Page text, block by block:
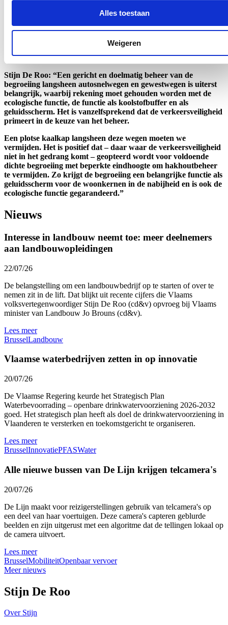
Alles toestaan
Weigeren
kan gewerkt worden met overstaanders.
de wegen hakhoutbeheer of een nulbeheer. De primaire factor in de
keuze van het beheer is de verkeersveiligheid. Indien er een risico
naar verkeersveiligheid bestaat, is hakhoutbeheer de meest
(financieel – beheertechnisch – ecologisch) optimale beheersvorm.”
Stijn De Roo: “Een gericht en doelmatig beheer van de
begroeiing langsheen autosnelwegen en gewestwegen is uiterst
belangrijk, waarbij rekening moet gehouden worden met de
ecologische functie, de functie als koolstofbuffer en als
geluidsscherm. Het is vanzelfsprekend dat de verkeersveiligheid
primeert in de keuze van het beheer.
Een plotse kaalkap langsheen deze wegen moeten we
vermijden. Het is positief dat – daar waar de verkeersveiligheid
niet in het gedrang komt – geopteerd wordt voor voldoende
dichte begroeiing met beperkte eindhoogte om hakhoutbeheer
te vermijden. Zo krijgt de begroeiing een belangrijke functie als
geluidsscherm voor de woonkernen in de nabijheid en is ook de
ecologische functie gegarandeerd.”
Nieuws
Interesse in landbouw neemt toe: meer deelnemers
aan landbouwopleidingen
22/07/26
De belangstelling om een landbouwbedrijf op te starten of over te
nemen zit in de lift. Dat blijkt uit recente cijfers die Vlaams
volksvertegenwoordiger Stijn De Roo (cd&v) opvroeg bij Vlaams
minister van Landbouw Jo Brouns (cd&v).
Lees meer
BrusselLandbouw
Vlaamse waterbedrijven zetten in op innovatie
20/07/26
De Vlaamse Regering keurde het Strategisch Plan
Waterbevoorrading – openbare drinkwatervoorziening 2026-2032
goed. Het strategisch plan heeft als doel de drinkwatervoorziening in
Vlaanderen te versterken en toekomstgericht te organiseren.
Lees meer
BrusselInnovatiePFASWater
Alle nieuwe bussen van De Lijn krijgen telcamera's
20/07/26
De Lijn maakt voor reizigerstellingen gebruik van telcamera's op
een deel van haar voertuigen. Deze camera's capteren geblurde
beelden en zijn uitgerust met een algoritme dat de tellingen lokaal op
de camera uitvoert.
Lees meer
BrusselMobiliteitOpenbaar vervoer
Meer nieuws
Stijn De Roo
Over Stijn